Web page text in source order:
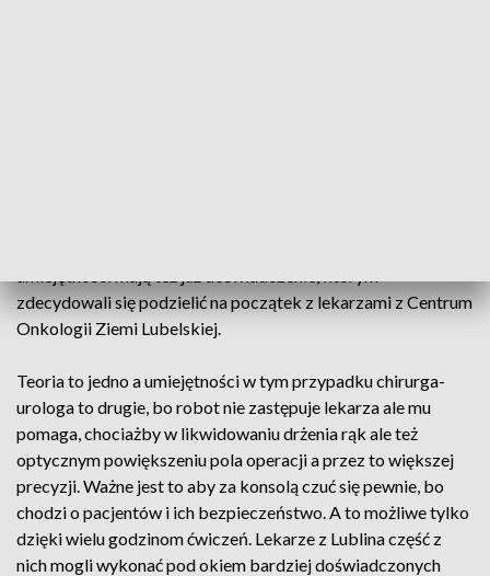
zdecydowali się podzielić na początek z lekarzami z Centrum
Onkologii Ziemi Lubelskiej.
Teoria to jedno a umiejętności w tym przypadku chirurga-
urologa to drugie, bo robot nie zastępuje lekarza ale mu
pomaga, chociażby w likwidowaniu drżenia rąk ale też
optycznym powiększeniu pola operacji a przez to większej
precyzji. Ważne jest to aby za konsolą czuć się pewnie, bo
chodzi o pacjentów i ich bezpieczeństwo. A to możliwe tylko
dzięki wielu godzinom ćwiczeń. Lekarze z Lublina część z
nich mogli wykonać pod okiem bardziej doświadczonych